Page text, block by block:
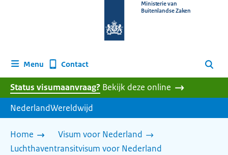
homepage
Ministerie van
Buitenlandse Zaken
Menu Contact Zoeken
Status visumaanvraag? Bekijk deze online
NederlandWereldwijd
Home
Visum voor Nederland
Luchthaventransitvisum voor Nederland